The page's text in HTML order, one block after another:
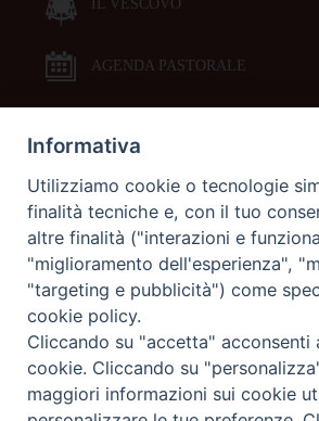
IL VESCOVO
AGENDA PASTORALE
DOCUMENTI PASTORALI
ORARI MESSE
LITURGIA DELLE ORE
GALLERIE FOTOGRAFICHE
Informativa
Utilizziamo cookie o tecnologie
finalità tecniche e, con il tuo
altre finalità ("interazioni e
"miglioramento dell'esperienza",
"targeting e pubblicità") come
cookie policy.
Cliccando su "accetta" acconsenti
cookie. Cliccando su
maggiori informazioni sui cookie